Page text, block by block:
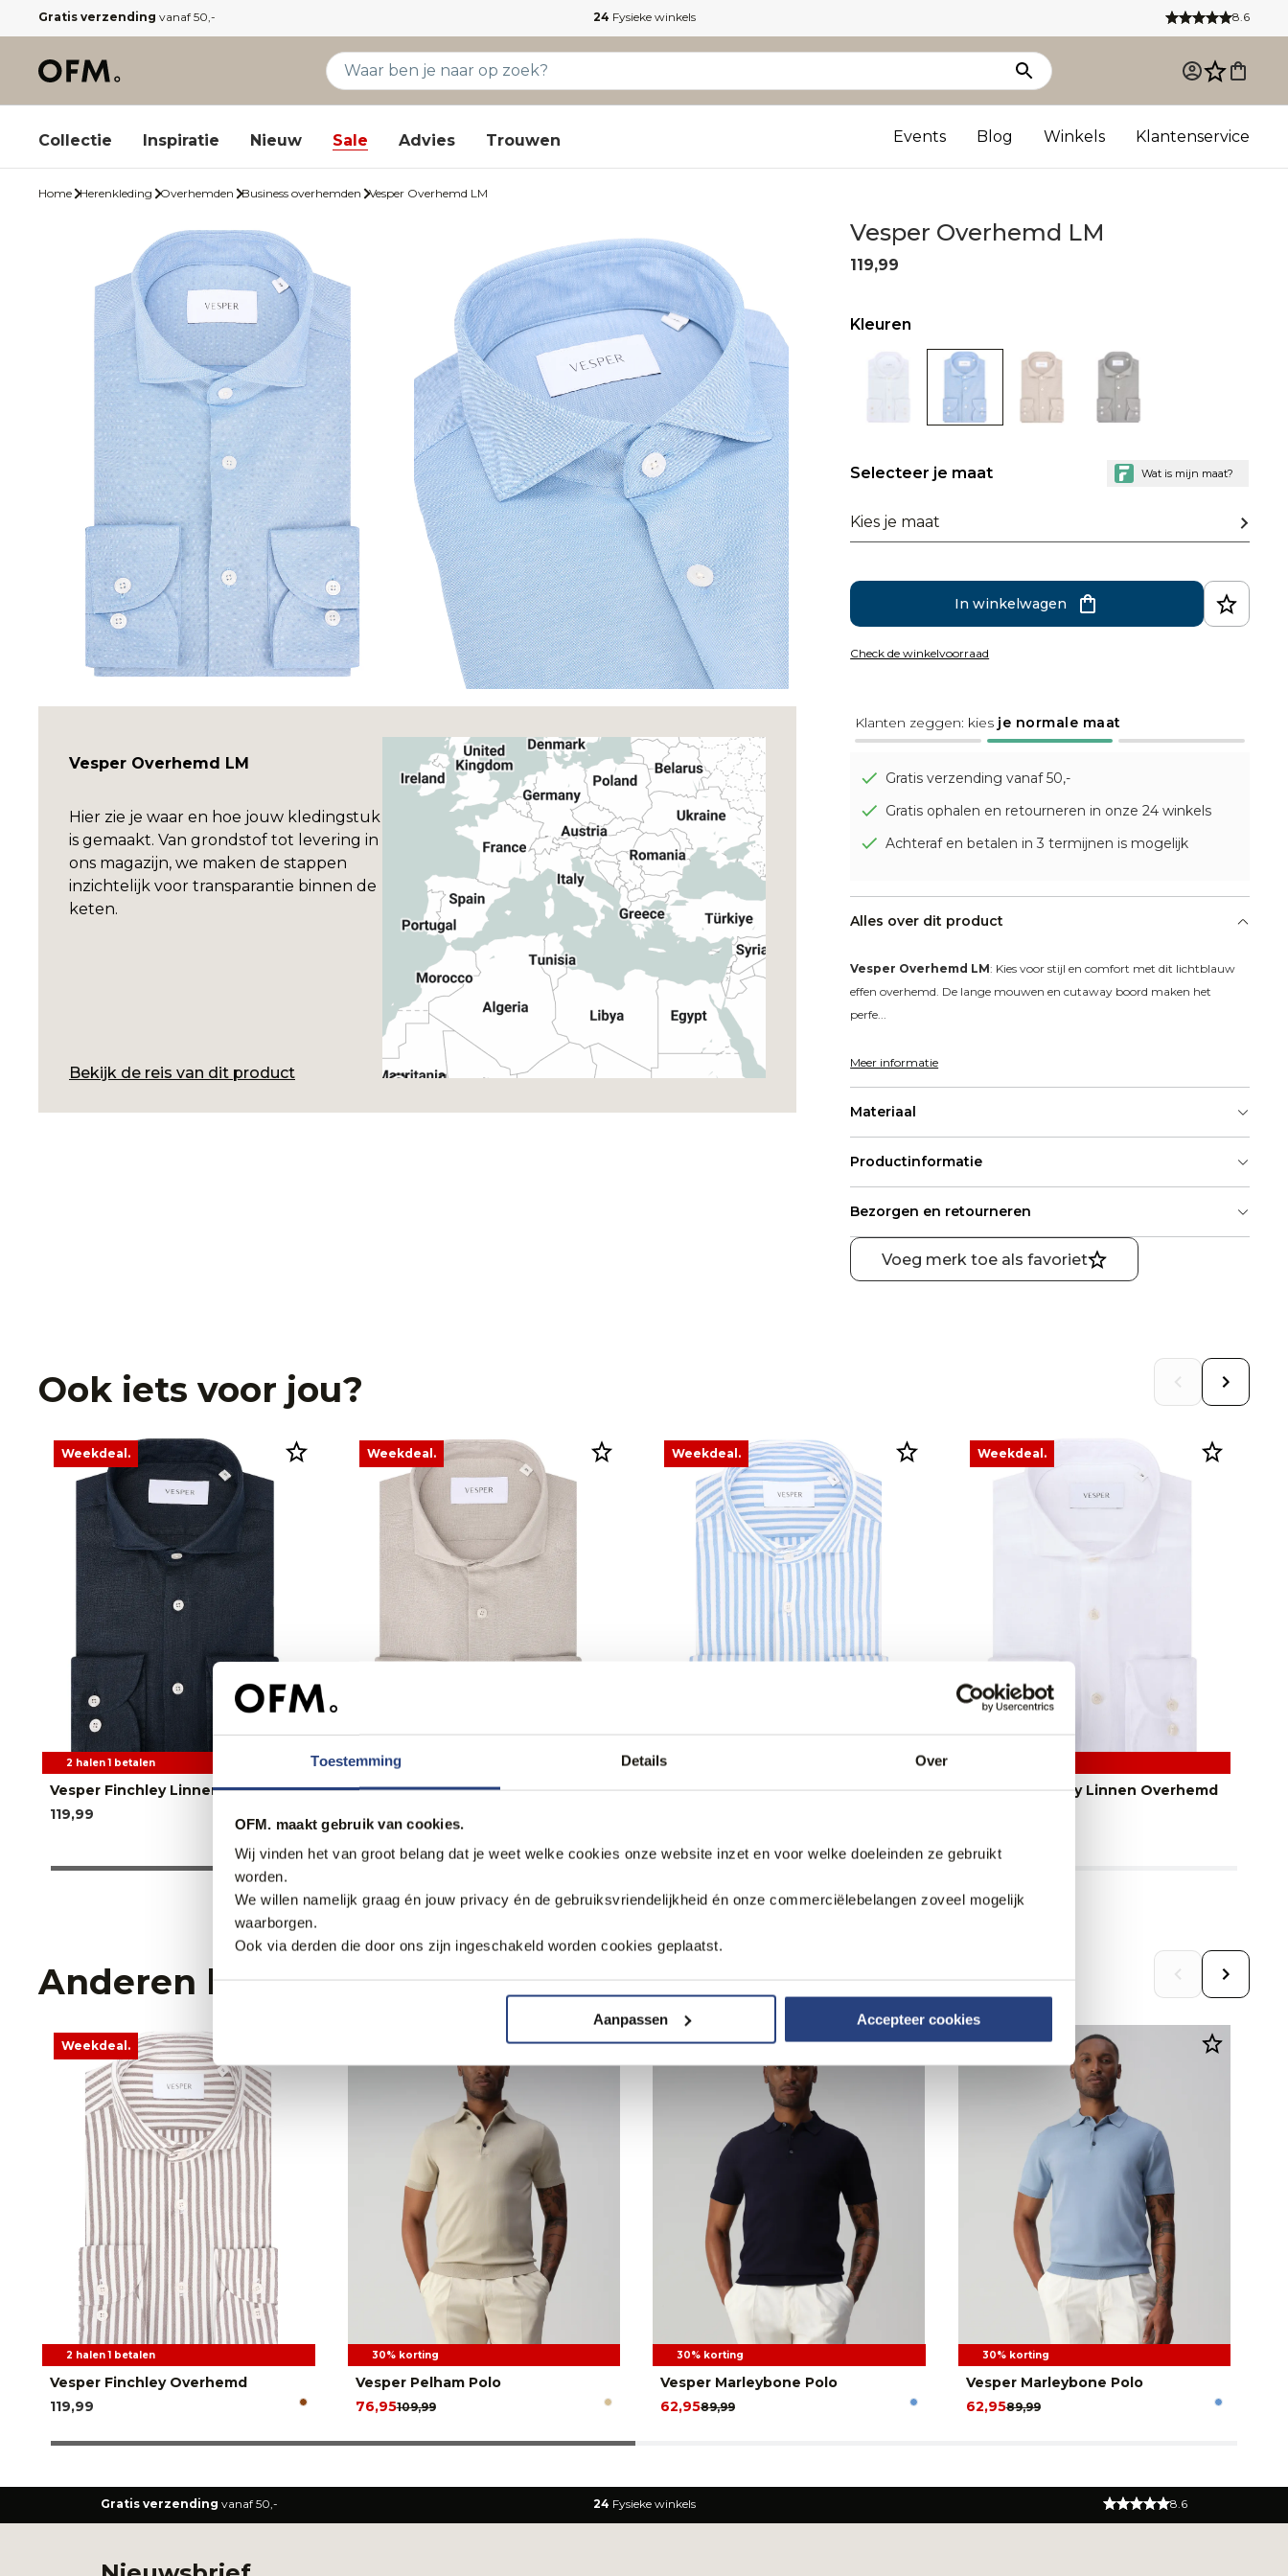
Toestemming Details Over
OFM. maakt gebruik van cookies.
Wij vinden het van groot belang dat je weet welke cookies onze website inzet en voor welke doeleinden ze gebruikt
worden.
We willen namelijk graag én jouw privacy én de gebruiksvriendelijkheid én onze commerciëlebelangen zoveel mogelijk
waarborgen.
Ook via derden die door ons zijn ingeschakeld worden cookies geplaatst.
Aanpassen Accepteer cookies
Gratis verzending vanaf 50,- 24 Fysieke winkels 8.6
Collectie Inspiratie Nieuw Sale Advies Trouwen Events Blog Winkels Klantenservice
Home Herenkleding Overhemden Business overhemden Vesper Overhemd LM
Vesper Overhemd LM
Hier zie je waar en hoe jouw kledingstuk
is gemaakt. Van grondstof tot levering in
ons magazijn, we maken de stappen
inzichtelijk voor transparantie binnen de
keten.
Bekijk de reis van dit product
Vesper Overhemd LM
119,99
Kleuren
Selecteer je maat
Kies je maat
In winkelwagen
Check de winkelvoorraad
Klanten zeggen: kies je normale maat
Gratis verzending vanaf 50,-
Gratis ophalen en retourneren in onze 24 winkels
Achteraf en betalen in 3 termijnen is mogelijk
Alles over dit product
Vesper Overhemd LM: Kies voor stijl en comfort met dit lichtblauw
effen overhemd. De lange mouwen en cutaway boord maken het
perfe...
Meer informatie
Materiaal
Productinformatie
Bezorgen en retourneren
Voeg merk toe als favoriet
Ook iets voor jou?
Weekdeal.
2 halen 1 betalen
Vesper Finchley Linnen Overhemd
119,99
Weekdeal.
2 halen 1 betalen
Vesper Finchley Linnen Overhemd
119,99
Weekdeal.
Vesper Finchley Overhemd
Weekdeal.
Vesper Finchley Linnen Overhemd
Anderen bekeken ook
Weekdeal.
2 halen 1 betalen
Vesper Finchley Overhemd
119,99
30% korting
Vesper Pelham Polo
109,99
76,95
30% korting
Vesper Marleybone Polo
89,99
62,95
30% korting
Vesper Marleybone Polo
89,99
62,95
Gratis verzending vanaf 50,- 24 Fysieke winkels 8.6